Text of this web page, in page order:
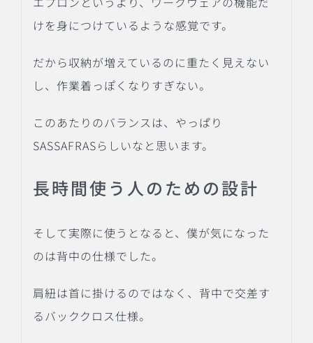
けを身につけているような感覚です。
だから収納が増えているのに重たく見えない
し、作業着っぽくなりすぎない。
このあたりのバランスは、やっぱり
SASSAFRASらしいなと思います。
長時間使う人のための設計
そして実際に使うとなると、僕が気になった
のは背中の仕様でした。
肩紐は首に掛けるのではなく、背中で交差す
るバッククロス仕様。